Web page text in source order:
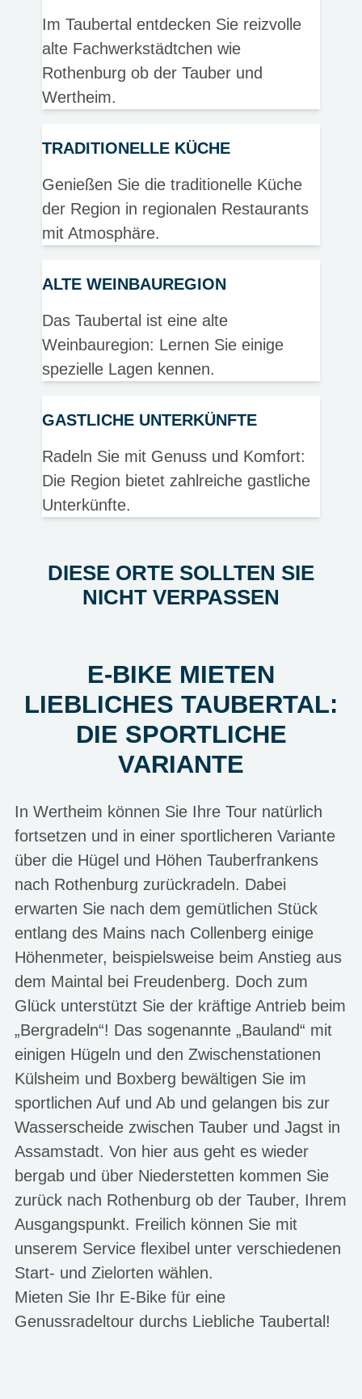
Im Taubertal entdecken Sie reizvolle
alte Fachwerkstädtchen wie
Rothenburg ob der Tauber und
Wertheim.
TRADITIONELLE KÜCHE
Genießen Sie die traditionelle Küche
der Region in regionalen Restaurants
mit Atmosphäre.
ALTE WEINBAUREGION
Das Taubertal ist eine alte
Weinbauregion: Lernen Sie einige
spezielle Lagen kennen.
GASTLICHE UNTERKÜNFTE
Radeln Sie mit Genuss und Komfort:
Die Region bietet zahlreiche gastliche
Unterkünfte.
DIESE ORTE SOLLTEN SIE
NICHT VERPASSEN
E-BIKE MIETEN
LIEBLICHES TAUBERTAL:
DIE SPORTLICHE
VARIANTE
In Wertheim können Sie Ihre Tour natürlich
fortsetzen und in einer sportlicheren Variante
über die Hügel und Höhen Tauberfrankens
nach Rothenburg zurückradeln. Dabei
erwarten Sie nach dem gemütlichen Stück
entlang des Mains nach Collenberg einige
Höhenmeter, beispielsweise beim Anstieg aus
dem Maintal bei Freudenberg. Doch zum
Glück unterstützt Sie der kräftige Antrieb beim
„Bergradeln“! Das sogenannte „Bauland“ mit
einigen Hügeln und den Zwischenstationen
Külsheim und Boxberg bewältigen Sie im
sportlichen Auf und Ab und gelangen bis zur
Wasserscheide zwischen Tauber und Jagst in
Assamstadt. Von hier aus geht es wieder
bergab und über Niederstetten kommen Sie
zurück nach Rothenburg ob der Tauber, Ihrem
Ausgangspunkt. Freilich können Sie mit
unserem Service flexibel unter verschiedenen
Start- und Zielorten wählen.
Mieten Sie Ihr E-Bike für eine
Genussradeltour durchs Liebliche Taubertal!